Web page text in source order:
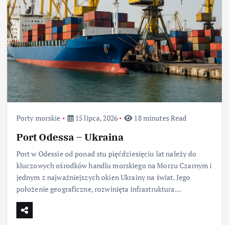
Porty morskie 15 lipca, 2026 18 minutes Read
Port Odessa – Ukraina
Port w Odessie od ponad stu pięćdziesięciu lat należy do
kluczowych ośrodków handlu morskiego na Morzu Czarnym i
jednym z najważniejszych okien Ukrainy na świat. Jego
położenie geograficzne, rozwinięta infrastruktura…